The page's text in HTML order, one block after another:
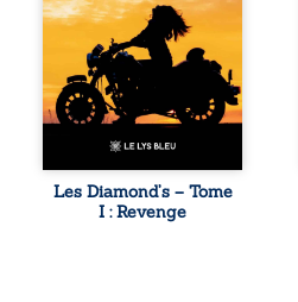
les épreuves ont
forgé une femme
dure, inaccessible
et résolue à ne
jamais dévoiler
ses faiblesses,
jusqu’à ce que le
croise sa route.
Chef d’une famille
de Nomads, Juan
Les Diamond’s – Tome
I : Revenge